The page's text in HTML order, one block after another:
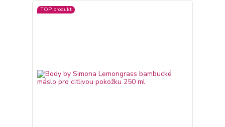
TOP produkt